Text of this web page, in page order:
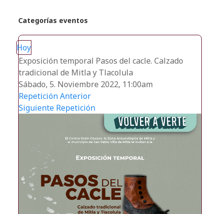
Categorías eventos
Hoy
Exposición temporal Pasos del cacle. Calzado
tradicional de Mitla y Tlacolula
Sábado, 5. Noviembre 2022, 11:00am
Repetición Anterior
Siguiente Repetición